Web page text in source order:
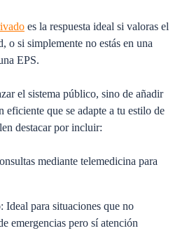
es la respuesta ideal si valoras el
o si simplemente no estás en una
EPS.
el sistema público, sino de añadir
eficiente que se adapte a tu estilo de
destacar por incluir:
mediante telemedicina para
Ideal para situaciones que no
emergencias pero sí atención